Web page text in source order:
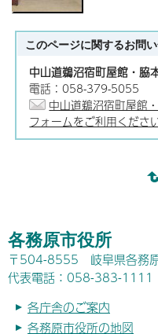
このページに関するお問
中山道鵜沼宿町屋館・脇
電話：058-379-5055
中山道鵜沼宿町屋館
フォームをご利用ください
各務原市役所
〒504-8555 岐阜県各務
代表電話：058-383-1111
各庁舎のご案内
各務原市役所の地図